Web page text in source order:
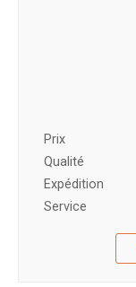
Prix ​​
Qualité
Expédition
Service